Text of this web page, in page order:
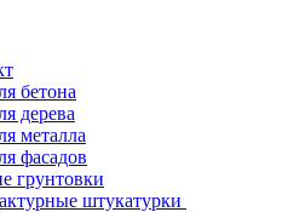
бетона
дерева
металла
фасадов
грунтовки
штукатурки